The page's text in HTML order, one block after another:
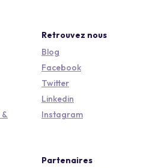
Retrouvez nous
Blog
Facebook
Twitter
Linkedin
Instagram
Partenaires